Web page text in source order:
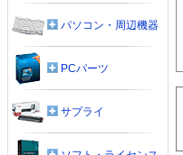
パソコン・周辺機器
PCパーツ
サプライ